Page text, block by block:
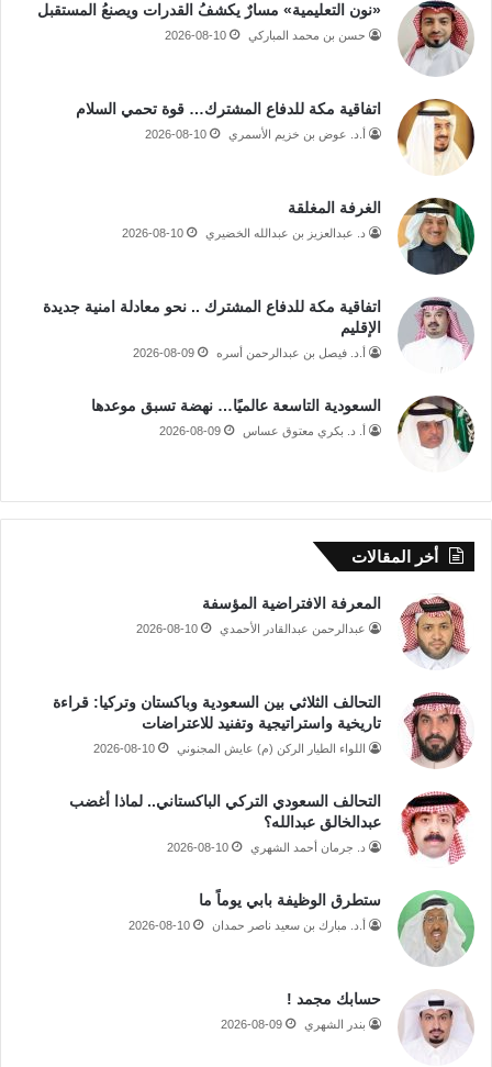
«نون التعليمية» مسارٌ يكشفُ القدرات ويصنعُ المستقبل
حسن بن محمد المباركي 2026-08-10
اتفاقية مكة للدفاع المشترك… قوة تحمي السلام
أ.د. عوض بن خزيم الأسمري 2026-08-10
الغرفة المغلقة
د. عبدالعزيز بن عبدالله الخضيري 2026-08-10
اتفاقية مكة للدفاع المشترك .. نحو معادلة امنية جديدة
الإقليم
أ.د. فيصل بن عبدالرحمن أسره 2026-08-09
السعودية التاسعة عالميًا… نهضة تسبق موعدها
أ. د. بكري معتوق عساس 2026-08-09
أخر المقالات
المعرفة الافتراضية المؤسفة
عبدالرحمن عبدالقادر الأحمدي 2026-08-10
التحالف الثلاثي بين السعودية وباكستان وتركيا: قراءة
تاريخية واستراتيجية وتفنيد للاعتراضات
اللواء الطيار الركن (م) عايش المجنوني 2026-08-10
التحالف السعودي التركي الباكستاني.. لماذا أغضب
عبدالخالق عبدالله؟
د. جرمان أحمد الشهري 2026-08-10
ستطرق الوظيفة بابي يوماً ما
أ.د. مبارك بن سعيد ناصر حمدان 2026-08-10
حسابك مجمد !
بندر الشهري 2026-08-09